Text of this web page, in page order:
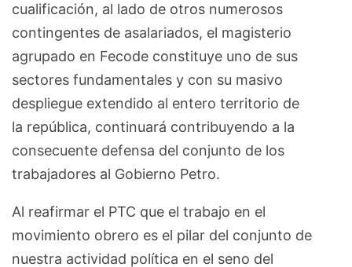
cualificación, al lado de otros numerosos
contingentes de asalariados, el magisterio
agrupado en Fecode constituye uno de sus
sectores fundamentales y con su masivo
despliegue extendido al entero territorio de
la república, continuará contribuyendo a la
consecuente defensa del conjunto de los
trabajadores al Gobierno Petro.
Al reafirmar el PTC que el trabajo en el
movimiento obrero es el pilar del conjunto de
nuestra actividad política en el seno del